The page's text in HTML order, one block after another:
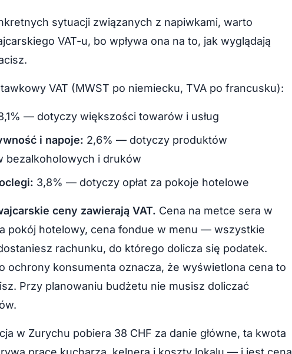
sytuacji związanych z napiwkami, warto
VAT-u, bo wpływa ona na to, jak wyglądają
VAT (MWST po niemiecku, TVA po francusku):
— dotyczy większości towarów i usług
i napoje: 2,6% — dotyczy produktów
bezalkoholowych i druków
3,8% — dotyczy opłat za pokoje hotelowe
ceny zawierają VAT. Cena na metce sera w
pokój hotelowy, cena fondue w menu — wszystkie
rachunku, do którego dolicza się podatek.
ochrony konsumenta oznacza, że wyświetlona cena to
Przy planowaniu budżetu nie musisz doliczać
w Zurychu pobiera 38 CHF za danie główne, ta kwota